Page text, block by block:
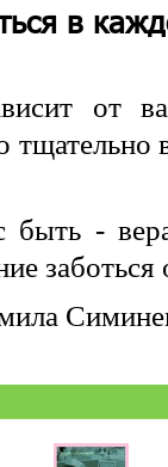
в
от
-
заботься